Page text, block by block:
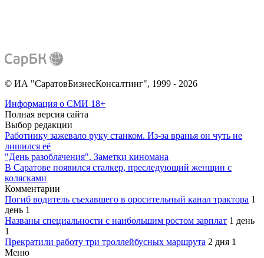
© ИА "СаратовБизнесКонсалтинг", 1999 - 2026
Информация о СМИ 18+
Полная версия сайта
Выбор редакции
Работнику зажевало руку станком. Из-за вранья он чуть не
лишился её
"День разоблачения". Заметки киномана
В Саратове появился сталкер, преследующий женщин с
колясками
Комментарии
Погиб водитель съехавшего в оросительный канал трактора 1
день 1
Названы специальности с наибольшим ростом зарплат 1 день
1
Прекратили работу три троллейбусных маршрута 2 дня 1
Меню